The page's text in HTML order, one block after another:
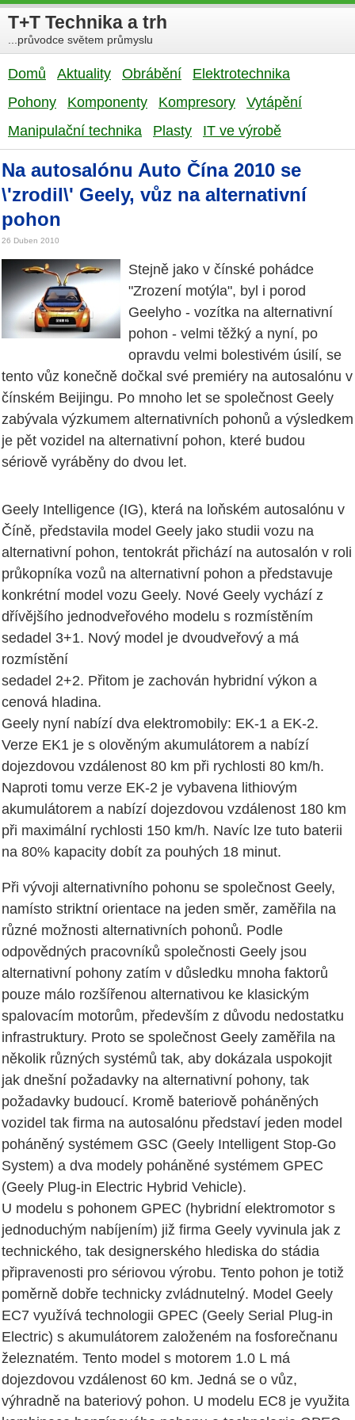
T+T Technika a trh
...průvodce světem průmyslu
Domů Aktuality Obrábění
Elektrotechnika
Pohony
Komponenty Kompresory
Vytápění
Manipulační technika
Plasty IT ve výrobě
Na autosalónu Auto Čína 2010 se
\'zrodil\' Geely, vůz na alternativní
pohon
26 Duben 2010
Stejně jako v čínské pohádce
"Zrození motýla", byl i porod
Geelyho - vozítka na alternativní
pohon - velmi těžký a nyní, po
opravdu velmi bolestivém úsilí, se
tento vůz konečně dočkal své premiéry na autosalónu v
čínském Beijingu. Po mnoho let se společnost Geely
zabývala výzkumem alternativních pohonů a výsledkem
je pět vozidel na alternativní pohon, které budou
sériově vyráběny do dvou let.
Geely Intelligence (IG), která na loňském autosalónu v
Číně, představila model Geely jako studii vozu na
alternativní pohon, tentokrát přichází na autosalón v roli
průkopníka vozů na alternativní pohon a představuje
konkrétní model vozu Geely. Nové Geely vychází z
dřívějšího jednodveřového modelu s rozmístěním
sedadel 3+1. Nový model je dvoudveřový a má
rozmístění
sedadel 2+2. Přitom je zachován hybridní výkon a
cenová hladina.
Geely nyní nabízí dva elektromobily: EK-1 a EK-2.
Verze EK1 je s olověným akumulátorem a nabízí
dojezdovou vzdálenost 80 km při rychlosti 80 km/h.
Naproti tomu verze EK-2 je vybavena lithiovým
akumulátorem a nabízí dojezdovou vzdálenost 180 km
při maximální rychlosti 150 km/h. Navíc lze tuto baterii
na 80% kapacity dobít za pouhých 18 minut.
Při vývoji alternativního pohonu se společnost Geely,
namísto striktní orientace na jeden směr, zaměřila na
různé možnosti alternativních pohonů. Podle
odpovědných pracovníků společnosti Geely jsou
alternativní pohony zatím v důsledku mnoha faktorů
pouze málo rozšířenou alternativou ke klasickým
spalovacím motorům, především z důvodu nedostatku
infrastruktury. Proto se společnost Geely zaměřila na
několik různých systémů tak, aby dokázala uspokojit
jak dnešní požadavky na alternativní pohony, tak
požadavky budoucí. Kromě bateriově poháněných
vozidel tak firma na autosalónu představí jeden model
poháněný systémem GSC (Geely Intelligent Stop-Go
System) a dva modely poháněné systémem GPEC
(Geely Plug-in Electric Hybrid Vehicle).
U modelu s pohonem GPEC (hybridní elektromotor s
jednoduchým nabíjením) již firma Geely vyvinula jak z
technického, tak designerského hlediska do stádia
připravenosti pro sériovou výrobu. Tento pohon je totiž
poměrně dobře technicky zvládnutelný. Model Geely
EC7 využívá technologii GPEC (Geely Serial Plug-in
Electric) s akumulátorem založeném na fosforečnanu
železnatém. Tento model s motorem 1.0 L má
dojezdovou vzdálenost 60 km. Jedná se o vůz,
výhradně na bateriový pohon. U modelu EC8 je využita